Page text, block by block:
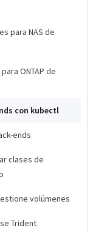
para NAS de
ONTAP de
con kubectl
ends
clases de
volúmenes
Trident